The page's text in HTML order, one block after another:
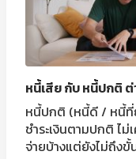
หนี้เสีย กับ หนี้ปกติ ต่
หนี้ปกติ (หนี้ดี / หนี้ที่
ชำระเงินตามปกติ ไ
จ่ายบ้างแต่ยังไม่ถึงขั้